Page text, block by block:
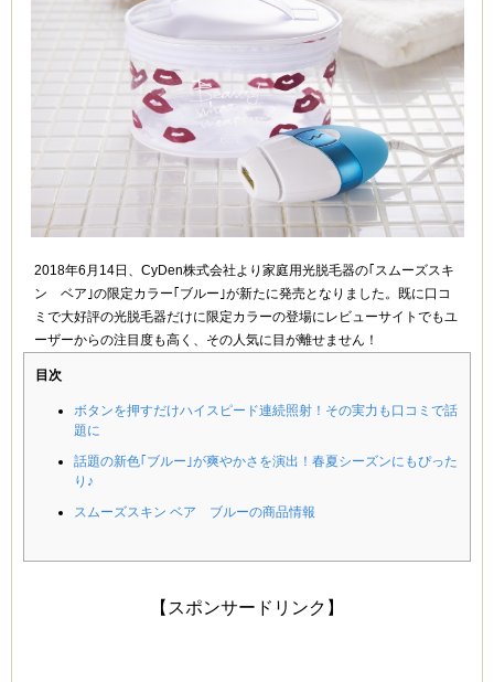
2018年6月14日、CyDen株式会社より家庭用光脱毛器の｢スムーズスキ
ン ベア｣の限定カラー｢ブルー｣が新たに発売となりました。既に口コ
ミで大好評の光脱毛器だけに限定カラーの登場にレビューサイトでもユ
ーザーからの注目度も高く、その人気に目が離せません！
目次
ボタンを押すだけハイスピード連続照射！その実力も口コミで話
題に
話題の新色｢ブルー｣が爽やかさを演出！春夏シーズンにもぴった
り♪
スムーズスキン ベア ブルーの商品情報
【スポンサードリンク】